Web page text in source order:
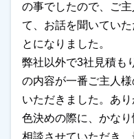
の事でしたので、ご
て、お話を聞いてい
とになりました。
弊社以外で3社見積も
の内容が一番ご主人
いただきました。あり
色決めの際に、かな
相談させていただき